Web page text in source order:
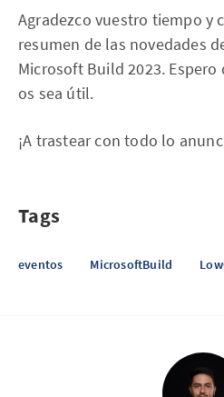
Agradezco vuestro tiempo y
resumen de las novedades
Microsoft Build 2023.
os sea útil.
¡A trastear con todo lo
Tags
eventos MicrosoftBuild